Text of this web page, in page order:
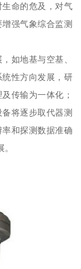
命的危及，对气
强气象综合监测
如地基与空基、
性方向发展，研
传输为一体化；
将逐步取代器测
和探测数据准确